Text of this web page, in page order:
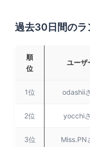
過去30日間のラ
順
位
ユーザ
1位 odashii
2位 yocchi
3位 Miss.PN